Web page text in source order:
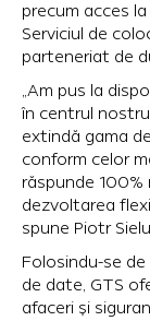
precum acces
Serviciul de
parteneriat de
„Am pus la
în centrul
extindă gama
conform celor
răspunde 100%
dezvoltarea
spune Piotr
Folosindu-se
de date, GTS
afaceri și